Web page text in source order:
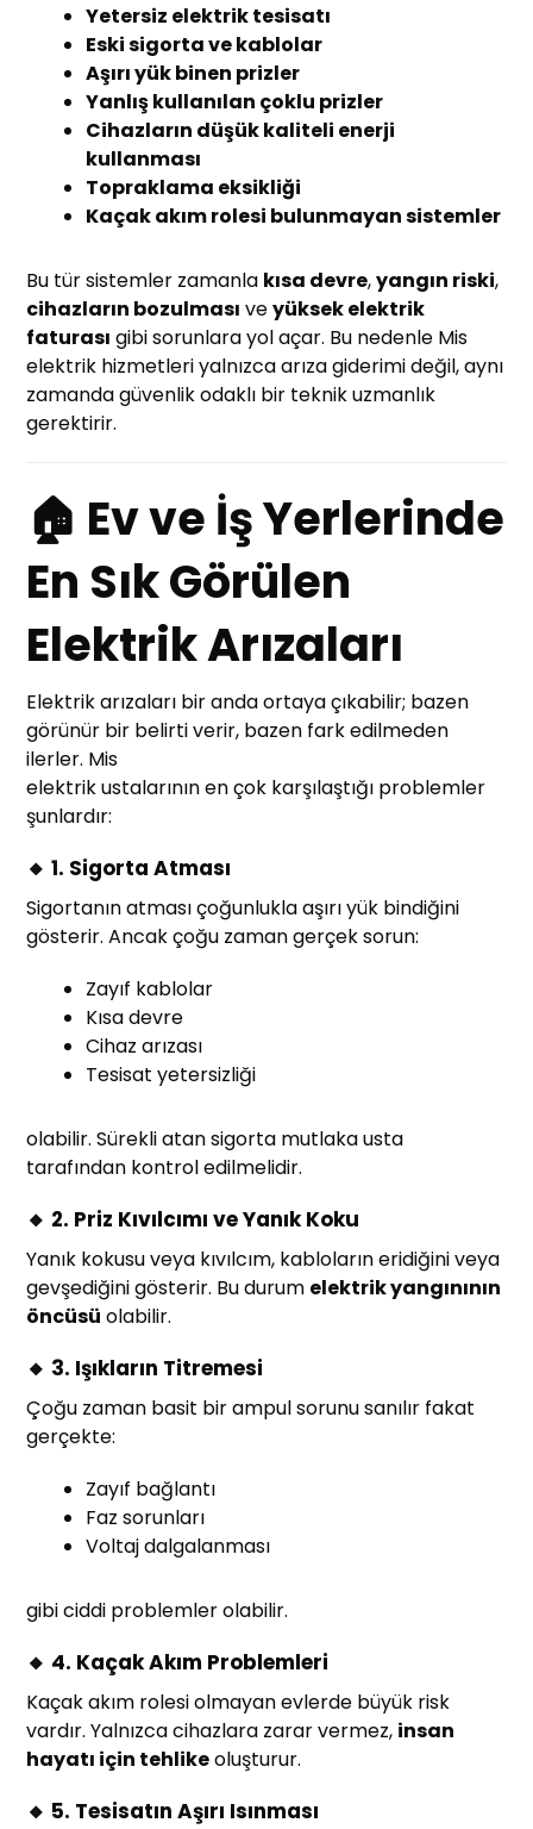
Yetersiz elektrik tesisatı
Eski sigorta ve kablolar
Aşırı yük binen prizler
Yanlış kullanılan çoklu prizler
Cihazların düşük kaliteli enerji
kullanması
Topraklama eksikliği
Kaçak akım rolesi bulunmayan sistemler
Bu tür sistemler zamanla kısa devre,yangın riski,
cihazların bozulması veyüksek elektrik
faturası gibi sorunlara yol açar. Bu nedenle Mis
elektrik hizmetleri yalnızca arıza giderimi değil, aynı
zamanda güvenlik odaklı bir teknik uzmanlık
gerektirir.
🏠 Ev ve İş Yerlerinde
En Sık Görülen
Elektrik Arızaları
Elektrik arızaları bir anda ortaya çıkabilir; bazen
görünür bir belirti verir, bazen fark edilmeden
ilerler. Mis
elektrik ustalarının en çok karşılaştığı problemler
şunlardır:
🔸 1. Sigorta Atması
Sigortanın atması çoğunlukla aşırı yük bindiğini
gösterir. Ancak çoğu zaman gerçek sorun:
Zayıf kablolar
Kısa devre
Cihaz arızası
Tesisat yetersizliği
olabilir. Sürekli atan sigorta mutlaka usta
tarafından kontrol edilmelidir.
🔸 2. Priz Kıvılcımı ve Yanık Koku
Yanık kokusu veya kıvılcım, kabloların eridiğini veya
gevşediğini gösterir. Bu durum elektrik yangınının
öncüsü olabilir.
🔸 3. Işıkların Titremesi
Çoğu zaman basit bir ampul sorunu sanılır fakat
gerçekte:
Zayıf bağlantı
Faz sorunları
Voltaj dalgalanması
gibi ciddi problemler olabilir.
🔸 4. Kaçak Akım Problemleri
Kaçak akım rolesi olmayan evlerde büyük risk
vardır. Yalnızca cihazlara zarar vermez, insan
hayatı için tehlikeoluşturur.
🔸 5. Tesisatın Aşırı Isınması